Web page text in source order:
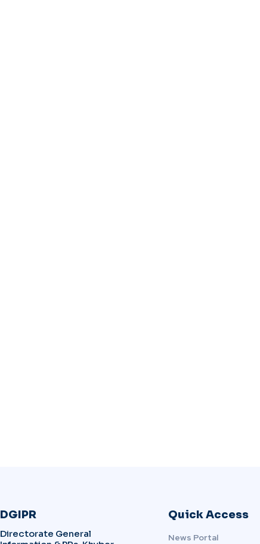
DGIPR
Directorate General
Quick Access
News Portal